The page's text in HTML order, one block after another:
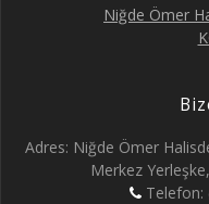
Niğde Ömer
Adres: Niğde Ömer
Merkez
Telefon: